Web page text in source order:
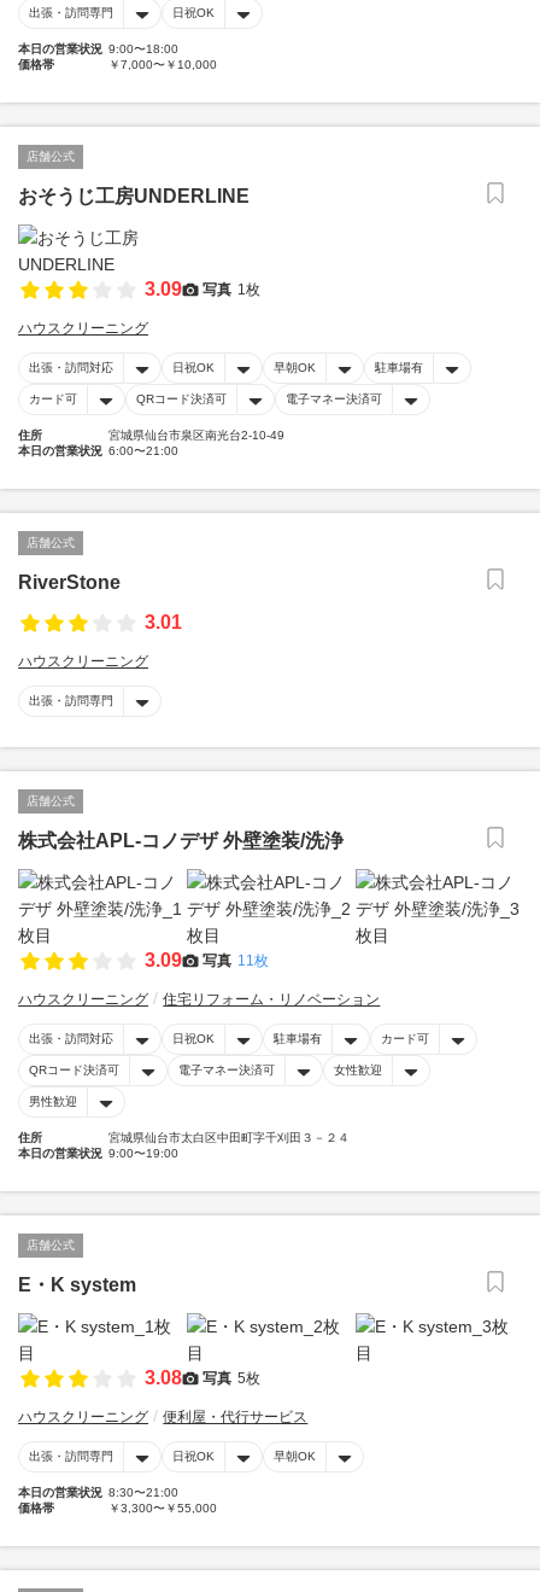
出張・訪問専門 日祝OK
本日の営業状況 9:00〜18:00
価格帯
￥7,000〜￥10,000
店舗公式
おそうじ工房UNDERLINE
3.09 写真 1枚
ハウスクリーニング
出張・訪問対応 日祝OK 早朝OK 駐車場有
カード可 QRコード決済可 電子マネー決済可
住所
宮城県仙台市泉区南光台2-10-49
本日の営業状況 6:00〜21:00
店舗公式
RiverStone
3.01
ハウスクリーニング
出張・訪問専門
店舗公式
株式会社APL-コノデザ 外壁塗装/洗浄
3.09 写真 11枚
ハウスクリーニング 住宅リフォーム・リノベーション
出張・訪問対応 日祝OK 駐車場有 カード可
QRコード決済可 電子マネー決済可 女性歓迎
男性歓迎
住所
宮城県仙台市太白区中田町字千刈田３－２４
本日の営業状況 9:00〜19:00
店舗公式
E・K system
3.08 写真 5枚
ハウスクリーニング 便利屋・代行サービス
出張・訪問専門 日祝OK 早朝OK
本日の営業状況 8:30〜21:00
価格帯
￥3,300〜￥55,000